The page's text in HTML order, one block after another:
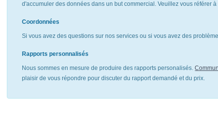
d'accumuler des données dans un but commercial. Veuillez vous référer
Coordonnées
Si vous avez des questions sur nos services ou si vous avez des
Rapports personnalisés
Nous sommes en mesure de produire des rapports personalisés.
plaisir de vous répondre pour discuter du rapport demandé et du prix.